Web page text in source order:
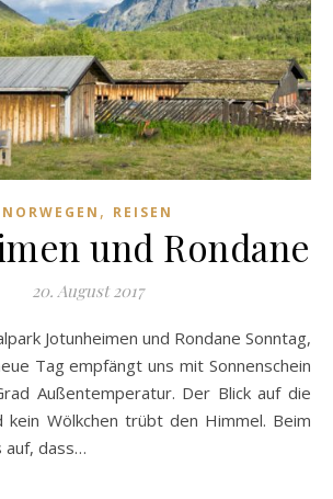
NORWEGEN , REISEN
und Rondane
20. August 2017
Tag empfängt uns mit Sonnenschein
Außentemperatur. Der Blick auf die
kein Wölkchen trübt den Himmel. Beim
auf, dass…